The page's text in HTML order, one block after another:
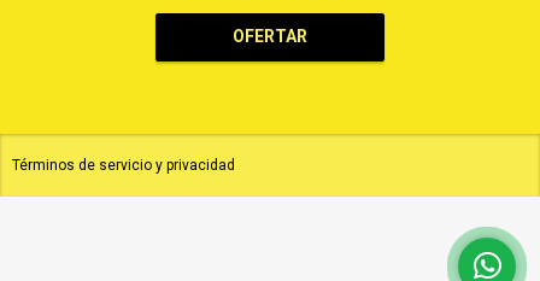
OFERTAR
Términos de servicio y privacidad